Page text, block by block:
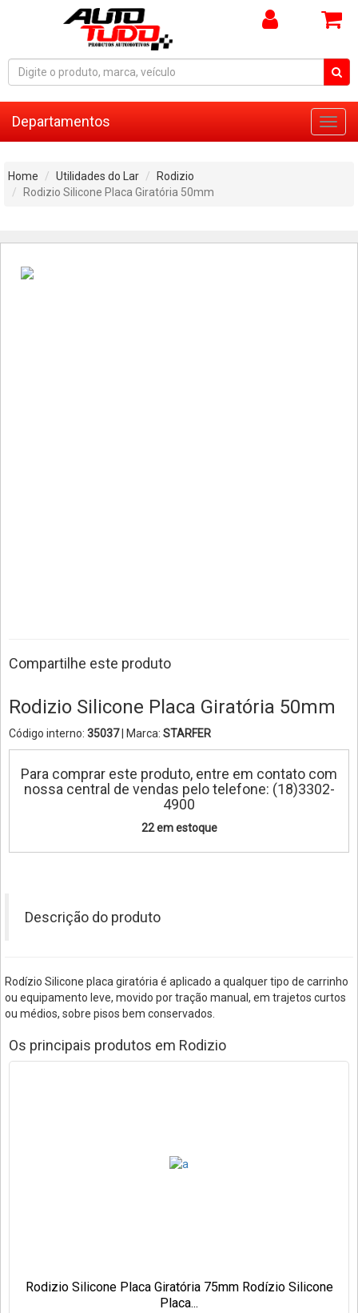
Departamentos
Home Utilidades do Lar
Rodizio
Rodizio Silicone Placa Giratória 50mm
Compartilhe este produto
Rodizio Silicone Placa Giratória 50mm
Código interno: 35037| Marca: STARFER
Para comprar este produto, entre em contato com
nossa central de vendas pelo telefone: (18)3302-
4900
22 em estoque
Descrição do produto
Rodízio Silicone placa giratória é aplicado a qualquer tipo de carrinho
ou equipamento leve, movido por tração manual, em trajetos curtos
ou médios, sobre pisos bem conservados.
Os principais produtos em Rodizio
Rodizio Silicone Placa Giratória 75mm Rodízio Silicone
Placa...